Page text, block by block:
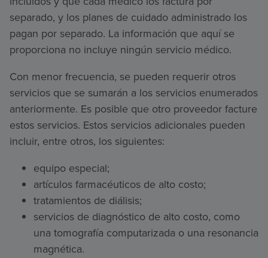
separado, y los planes de cuidado administrado los
pagan por separado. La información que aquí se
proporciona no incluye ningún servicio médico.
Con menor frecuencia, se pueden requerir otros
servicios que se sumarán a los servicios enumerados
anteriormente. Es posible que otro proveedor facture
estos servicios. Estos servicios adicionales pueden
incluir, entre otros, los siguientes:
equipo especial;
artículos farmacéuticos de alto costo;
tratamientos de diálisis;
servicios de diagnóstico de alto costo, como
una tomografía computarizada o una resonancia
magnética.